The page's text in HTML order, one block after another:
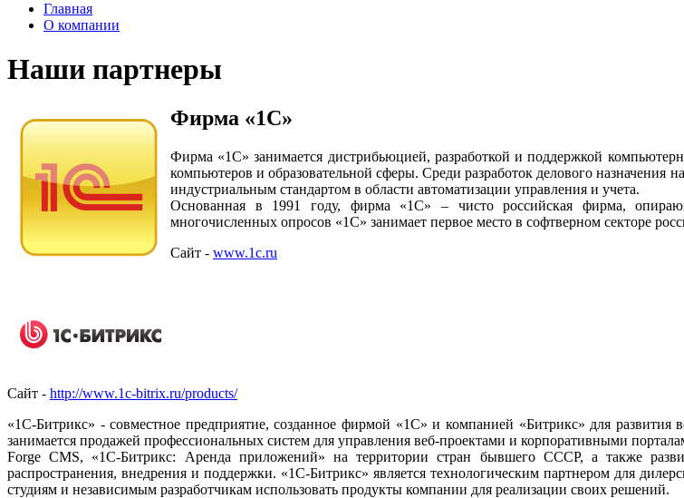
Главная
О компании
Наши партнеры
Фирма «1С»
Фирма «1С» занимается дистрибьюцией, разработкой и поддержкой
компьютеров и образовательной сферы. Среди разработок делового назначения
индустриальным стандартом в области автоматизации управления и учета.
Основанная в 1991 году, фирма «1С» – чисто российская фирма,
многочисленных опросов «1С» занимает первое место в софтверном секторе
Сайт - www.1c.ru
Сайт - http://www.1c-bitrix.ru/products/
«1С-Битрикс» - совместное предприятие, созданное фирмой «1С» и компанией «Битрикс» для
занимается продажей профессиональных систем для управления веб-проектами и корпоративными
Forge CMS, «1С-Битрикс: Аренда приложений» на территории стран бывшего СССР, а также
распространения, внедрения и поддержки. «1С-Битрикс» является технологическим партнером для
студиям и независимым разработчикам использовать продукты компании для реализации своих решений.